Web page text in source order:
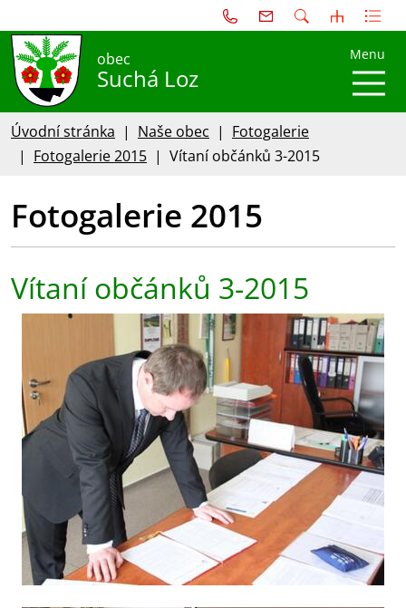
obec
Suchá Loz
Menu
Úvodní stránka Naše obec
Fotogalerie
Fotogalerie 2015
Vítaní občánků 3-2015
Fotogalerie 2015
Vítaní občánků 3-2015